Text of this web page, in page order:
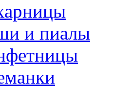
и пиалы